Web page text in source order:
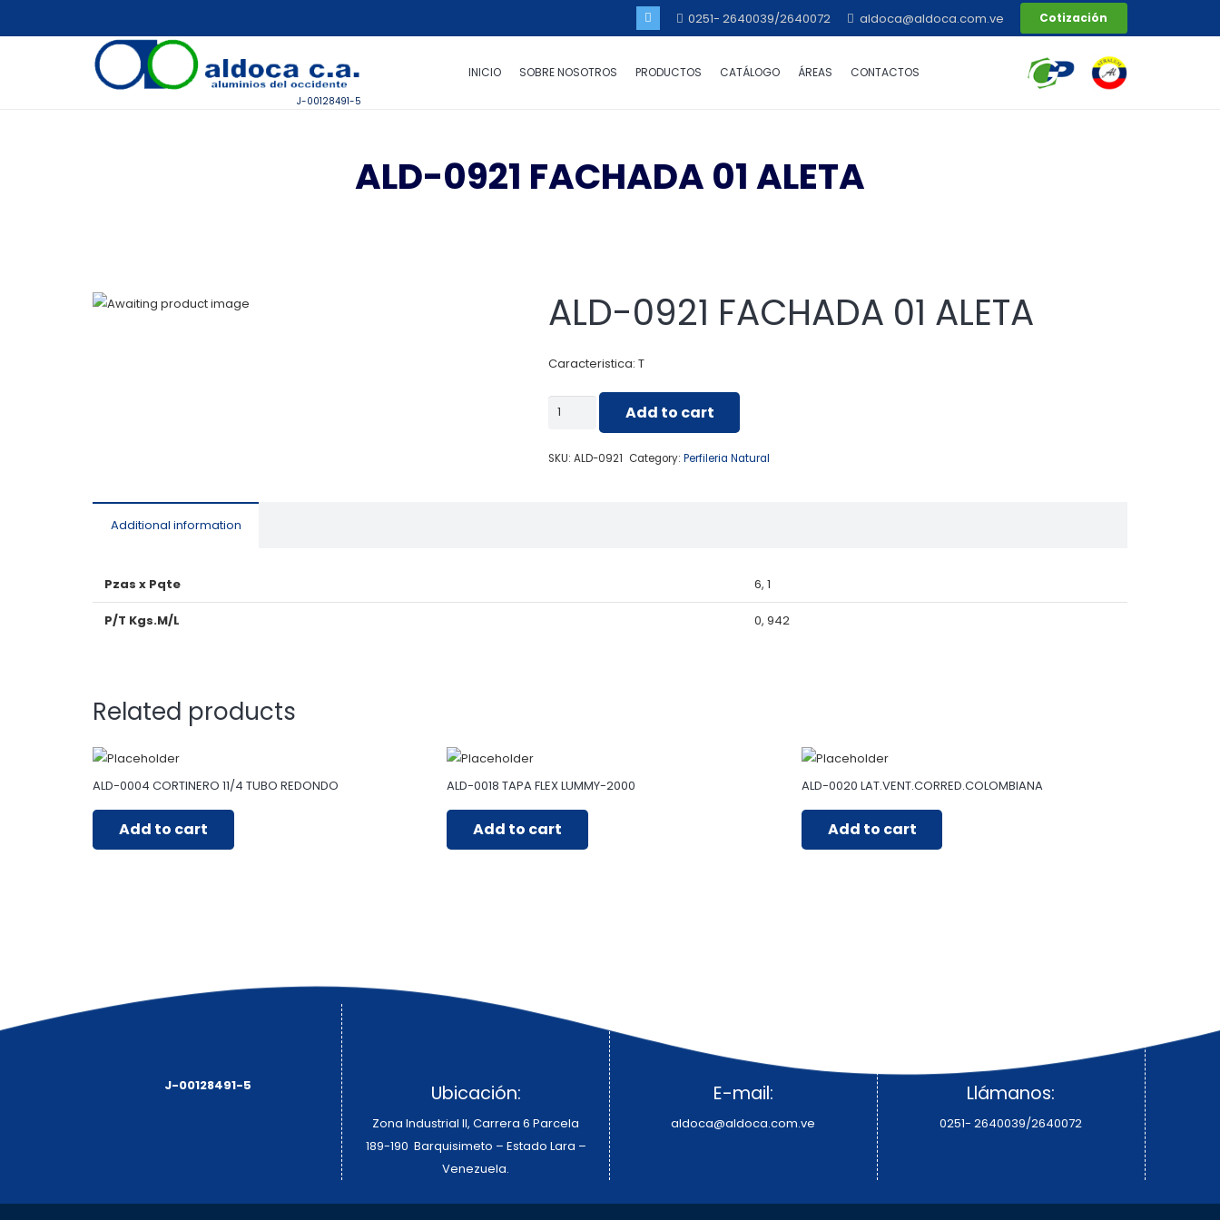
0251- 2640039/2640072 aldoca@aldoca.com.ve Cotización
J-00128491-5
INICIO SOBRE NOSOTROS PRODUCTOS CATÁLOGO ÁREAS CONTACTOS
ALD-0921 FACHADA 01 ALETA
ALD-0921 FACHADA 01 ALETA
Caracteristica: T
ALD-
FACHADA
Add to cart
SKU: ALD-0921 Category: Perfileria Natural
Additional information
Pzas x Pqte 6, 1
P/T Kgs.M/L 0, 942
Related products
ALD-0004 CORTINERO 11/4 TUBO REDONDO
Add to cart
ALD-0018 TAPA FLEX LUMMY-2000
Add to cart
ALD-0020 LAT.VENT.CORRED.COLOMBIANA
Add to cart
J-00128491-5 Ubicación:
Zona Industrial II, Carrera 6 Parcela
189-190 Barquisimeto – Estado Lara –
Venezuela.
E-mail:
aldoca@aldoca.com.ve
Llámanos:
0251- 2640039/2640072